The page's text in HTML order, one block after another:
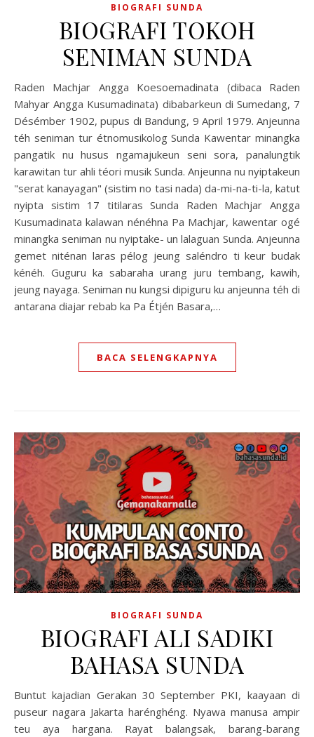
BIOGRAFI SUNDA
BIOGRAFI TOKOH
SENIMAN SUNDA
Raden Machjar Angga Koesoemadinata (dibaca Raden
Mahyar Angga Kusumadinata) dibabarkeun di Sumedang, 7
Désémber 1902, pupus di Bandung, 9 April 1979. Anjeunna
téh seniman tur étnomusikolog Sunda Kawentar minangka
pangatik nu husus ngamajukeun seni sora, panalungtik
karawitan tur ahli téori musik Sunda. Anjeunna nu nyiptakeun
"serat kanayagan" (sistim no tasi nada) da-mi-na-ti-la, katut
nyipta sistim 17 titilaras Sunda Raden Machjar Angga
Kusumadinata kalawan nénéhna Pa Machjar, kawentar ogé
minangka seniman nu nyiptake- un lalaguan Sunda. Anjeunna
gemet niténan laras pélog jeung saléndro ti keur budak
kénéh. Guguru ka sabaraha urang juru tembang, kawih,
jeung nayaga. Seniman nu kungsi dipiguru ku anjeunna téh di
antarana diajar rebab ka Pa Étjén Basara,…
BACA SELENGKAPNYA
BIOGRAFI SUNDA
BIOGRAFI ALI SADIKI
BAHASA SUNDA
Buntut kajadian Gerakan 30 September PKI, kaayaan di
puseur nagara Jakarta harénghéng. Nyawa manusa ampir
teu aya hargana. Rayat balangsak, barang-barang